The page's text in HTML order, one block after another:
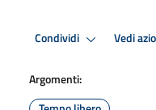
Condividi Vedi
Argomenti: